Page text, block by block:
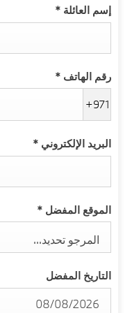
إسم العائلة*
رقم الهاتف*
+971
البريد الإلكتروني*
الموقع المفضل*
المرجو تحديد...
التاريخ المفضل